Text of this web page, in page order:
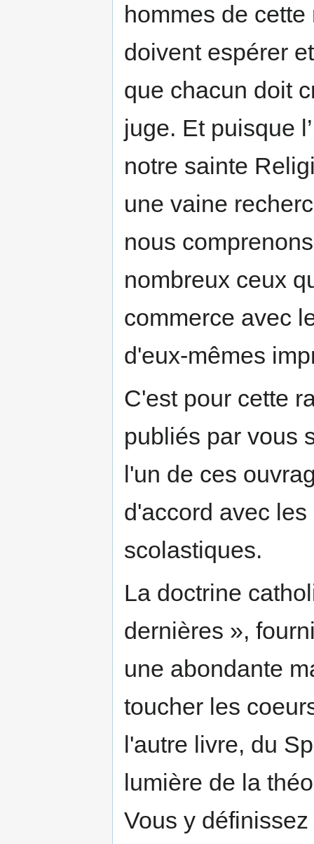
hommes de
doivent espérer
que chacun doit
juge. Et puisque
notre sainte
une vaine
nous
nombreux ceux
commerce avec
d'eux-mêmes
C'est pour cette
publiés par vous
l'un de ces
d'accord avec
scolastiques.
La doctrine
dernières »,
une abondante
toucher les
l'autre livre, du
lumière de la
Vous y